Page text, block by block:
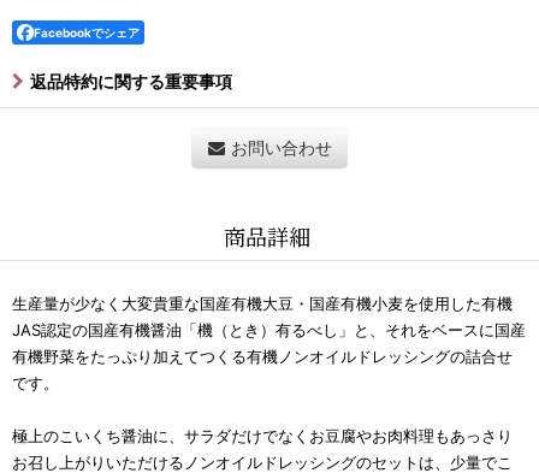
Facebookでシェア
返品特約に関する重要事項
お問い合わせ
商品詳細
生産量が少なく大変貴重な国産有機大豆・国産有機小麦を使用した有機
JAS認定の国産有機醤油「機（とき）有るべし」と、それをベースに国産
有機野菜をたっぷり加えてつくる有機ノンオイルドレッシングの詰合せ
です。
極上のこいくち醤油に、サラダだけでなくお豆腐やお肉料理もあっさり
お召し上がりいただけるノンオイルドレッシングのセットは、少量でこ